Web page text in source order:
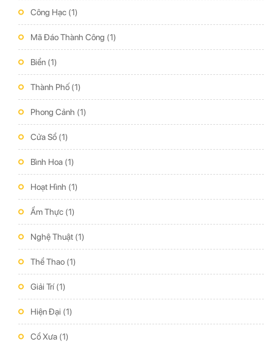
Công Hạc (1)
Mã Đáo Thành Công (1)
Biển (1)
Thành Phố (1)
Phong Cảnh (1)
Cửa Sổ (1)
Bình Hoa (1)
Hoạt Hình (1)
Ẩm Thực (1)
Nghệ Thuật (1)
Thể Thao (1)
Giải Trí(1)
Hiện Đại (1)
Cổ Xưa (1)